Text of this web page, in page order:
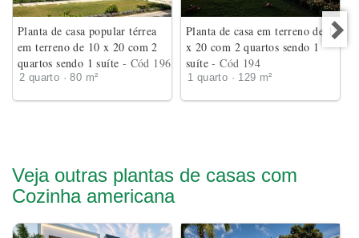
Planta de casa popular térrea
em terreno de 10 x 20 com 2
quartos sendo 1 suíte - Cód 196
2 quarto · 80 m²
Planta de casa em terreno de 18
x 20 com 2 quartos sendo 1
suíte- Cód 194
1 quarto · 129 m²
Veja outras plantas de casas com
Cozinha americana